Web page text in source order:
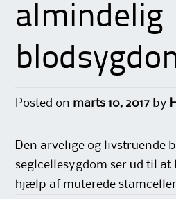
almindelig
Posted on marts 10, 2017 by
Den arvelige og livstruende
seglcellesygdom ser ud til at
hjælp af muterede